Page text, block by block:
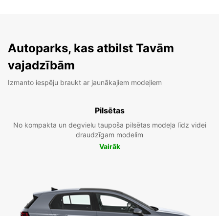
Autoparks, kas atbilst Tavām
vajadzībām
Izmanto iespēju braukt ar jaunākajiem modeļiem
Pilsētas
No kompakta un degvielu taupoša pilsētas modeļa līdz videi
draudzīgam modelim
Vairāk